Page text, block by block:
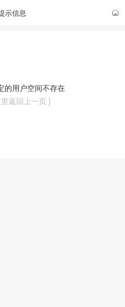
示信息
的用户空间不存在
返回上一页 ]